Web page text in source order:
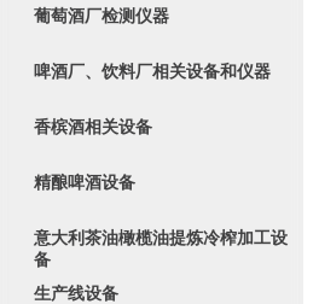
葡萄酒厂检测仪器
啤酒厂、饮料厂相关设备和仪器
香槟酒相关设备
精酿啤酒设备
意大利茶油橄榄油提炼冷榨加工设
备
生产线设备